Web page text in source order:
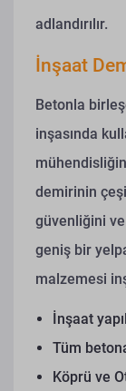
adlandırılır.
İnşaat
Betonla
inşasında
demirinin
güvenliğini
geniş bir
malzemesi
İnşaat
Tüm
Köprü ve